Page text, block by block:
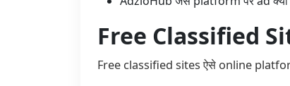
Free Classified
Free classified sites ऐसे online